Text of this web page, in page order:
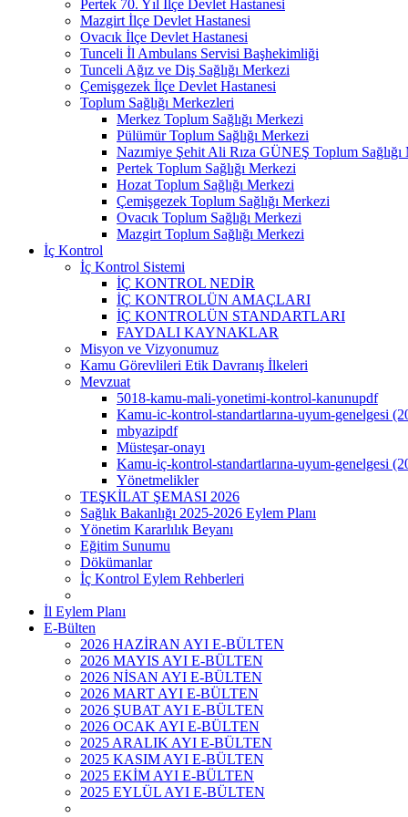
Pertek 70. Yıl İlçe Devlet Hastanesi
Mazgirt İlçe Devlet Hastanesi
Ovacık İlçe Devlet Hastanesi
Tunceli İl Ambulans Servisi Başhekimliği
Tunceli Ağız ve Diş Sağlığı Merkezi
Çemişgezek İlçe Devlet Hastanesi
Toplum Sağlığı Merkezleri
Merkez Toplum Sağlığı Merkezi
Pülümür Toplum Sağlığı Merkezi
Nazımiye Şehit Ali Rıza GÜNEŞ Toplum Sağlığı
Pertek Toplum Sağlığı Merkezi
Hozat Toplum Sağlığı Merkezi
Çemişgezek Toplum Sağlığı Merkezi
Ovacık Toplum Sağlığı Merkezi
Mazgirt Toplum Sağlığı Merkezi
İç Kontrol
İç Kontrol Sistemi
İÇ KONTROL NEDİR
İÇ KONTROLÜN AMAÇLARI
İÇ KONTROLÜN STANDARTLARI
FAYDALI KAYNAKLAR
Misyon ve Vizyonumuz
Kamu Görevlileri Etik Davranış İlkeleri
Mevzuat
5018-kamu-mali-yonetimi-kontrol-kanunupdf
Kamu-ic-kontrol-standartlarına-uyum-genelgesi
mbyazipdf
Müsteşar-onayı
Kamu-iç-kontrol-standartlarına-uyum-genelgesi
Yönetmelikler
TEŞKİLAT ŞEMASI 2026
Sağlık Bakanlığı 2025-2026 Eylem Planı
Yönetim Kararlılık Beyanı
Eğitim Sunumu
Dökümanlar
İç Kontrol Eylem Rehberleri
İl Eylem Planı
E-Bülten
2026 HAZİRAN AYI E-BÜLTEN
2026 MAYIS AYI E-BÜLTEN
2026 NİSAN AYI E-BÜLTEN
2026 MART AYI E-BÜLTEN
2026 ŞUBAT AYI E-BÜLTEN
2026 OCAK AYI E-BÜLTEN
2025 ARALIK AYI E-BÜLTEN
2025 KASIM AYI E-BÜLTEN
2025 EKİM AYI E-BÜLTEN
2025 EYLÜL AYI E-BÜLTEN